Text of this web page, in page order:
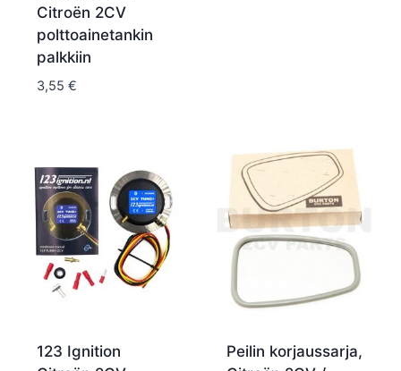
Citroën 2CV
polttoainetankin
palkkiin
3,55 €
123 Ignition
Peilin korjaussarja,